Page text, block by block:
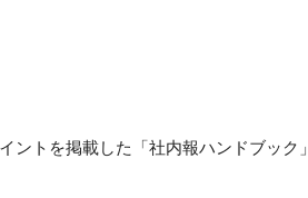
ントを掲載した「社内報ハンドブック」